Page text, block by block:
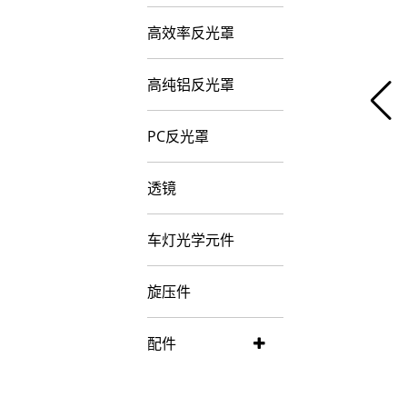
高效率反光罩
高纯铝反光罩
PC反光罩
透镜
车灯光学元件
旋压件
配件